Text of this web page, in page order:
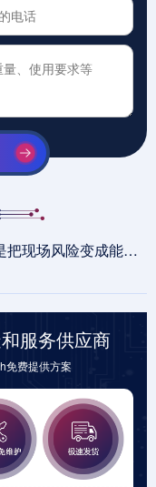
险变成能执行的动作
服务供应商
免费提供方案